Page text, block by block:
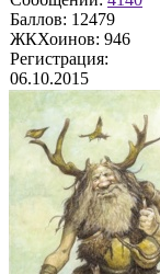
Баллов: 12479
ЖКХоинов: 946
Регистрация:
06.10.2015